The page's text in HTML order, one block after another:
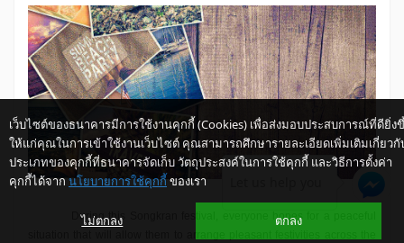
During this Songkran festival, everyone hopes for a peaceful
เว็บไซต์ของธนาคารมีการใช้งานคุกกี้ (Cookies) เพื่อส่งมอบประสบการณ์ที่ดียิ่ง
ให้แก่คุณในการเข้าใช้งานเว็บไซต์ คุณสามารถศึกษารายละเอียดเพิ่มเติมเกี่ยวกั
ประเภทของคุกกี้ที่ธนาคารจัดเก็บ วัตถุประสงค์ในการใช้คุกกี้ และวิธีการตั้งค่า
คุกกี้ได้จาก นโยบายการใช้คุกกี้ ของเรา
ไม่ตกลง ตกลง